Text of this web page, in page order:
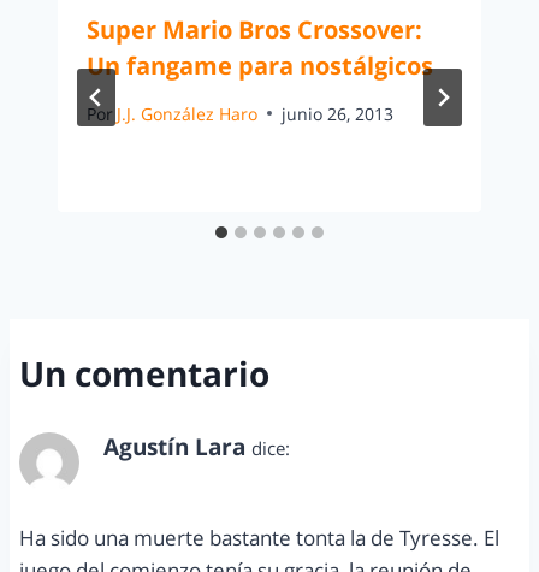
Super Mario Bros Crossover:
Un fangame para nostálgicos
Por J.J. González Haro junio 26, 2013
Un comentario
Agustín Lara dice:
Ha sido una muerte bastante tonta la de Tyresse. El